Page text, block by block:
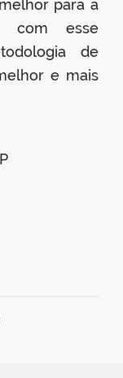
para a
com esse
de
e mais